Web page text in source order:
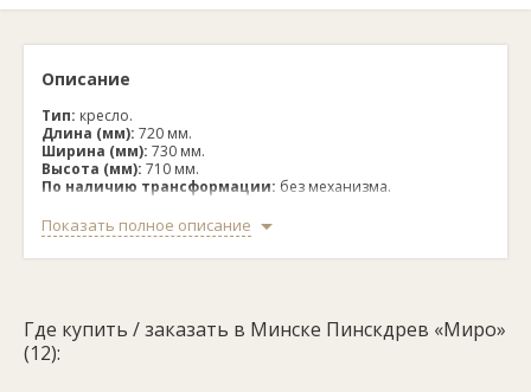
Описание
Тип: кресло.
Длина (мм): 720 мм.
Ширина (мм): 730 мм.
Высота (мм): 710 мм.
По наличию трансформации: без механизма.
Наполнитель сидения:эластичный пенополиуретан.
Материал изготовления каркаса:
фанера.
Цвет:зеленый.
Производство:
Показать полное описание
Где купить / заказать в Минске Пинскдрев «Миро»
(12):